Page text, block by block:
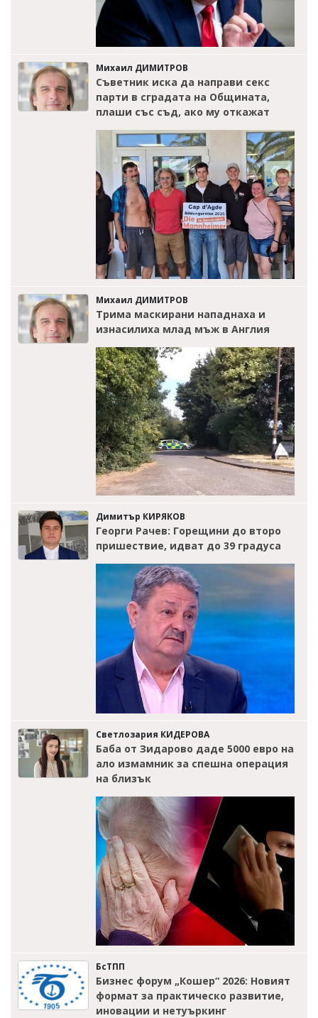
Михаил ДИМИТРОВ
Съветник иска да направи секс
парти в сградата на Общината,
плаши със съд, ако му откажат
Михаил ДИМИТРОВ
Трима маскирани нападнаха и
изнасилиха млад мъж в Англия
Димитър КИРЯКОВ
Георги Рачев: Горещини до второ
пришествие, идват до 39 градуса
Светлозария КИДЕРОВА
Баба от Зидарово даде 5000 евро на
ало измамник за спешна операция
на близък
БсТПП
Бизнес форум „Кошер“ 2026: Новият
формат за практическо развитие,
иновации и нетуъркинг